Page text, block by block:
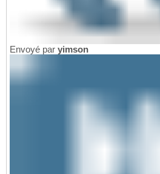
Envoyé par yimson